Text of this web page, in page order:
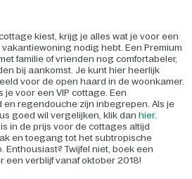
kiest, krijg je alles wat je voor een
nodig hebt. Een Premium
familie of vrienden nog comfortabeler,
bij aankomst. Je kunt hier heerlijk
voor de open haard in de woonkamer.
voor een VIP cottage. Een
regendouche zijn inbegrepen. Als je
goed wil vergelijken, klik dan hier.
in de prijs voor de cottages altijd
en toegang tot het subtropische
Enthousiast? Twijfel niet, boek een
een verblijf vanaf oktober 2018!